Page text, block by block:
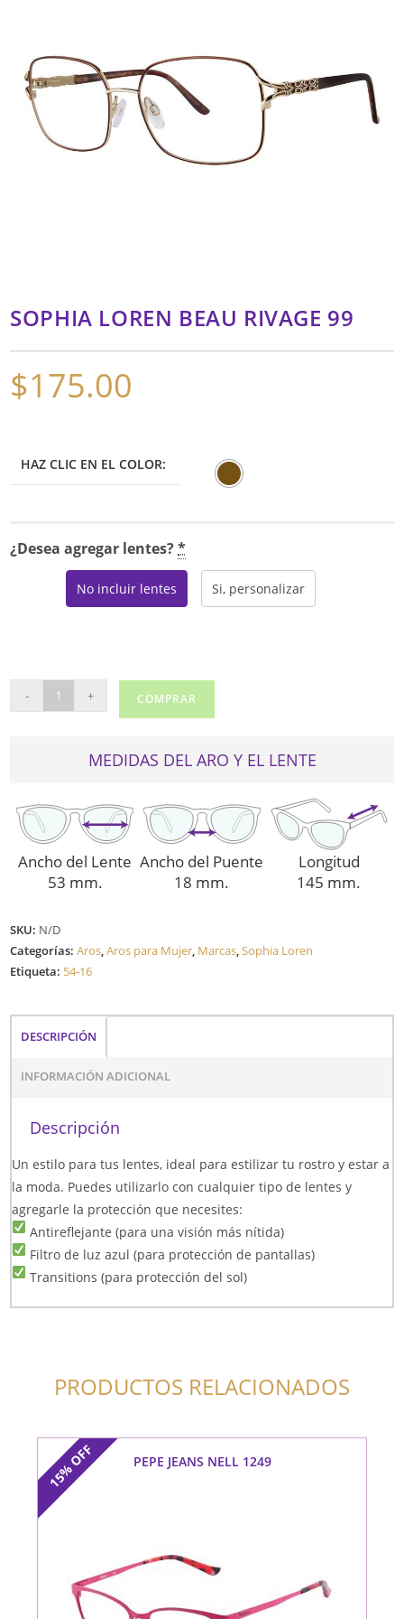
SOPHIA LOREN BEAU RIVAGE 99
$175.00
HAZ CLIC EN EL COLOR:
¿Desea agregar lentes?*
No incluir lentes Si, personalizar
LOREN
cantidad
- + COMPRAR
MEDIDAS DEL ARO Y EL LENTE
Ancho del Lente
53 mm.
Ancho del Puente
18 mm.
Longitud
145 mm.
SKU: N/D
Categorías:Aros,Aros para Mujer, Marcas,Sophia Loren
Etiqueta: 54-16
DESCRIPCIÓN
INFORMACIÓN ADICIONAL
Descripción
Un estilo para tus lentes, ideal para estilizar tu rostro y estar a
la moda. Puedes utilizarlo con cualquier tipo de lentes y
agregarle la protección que necesites:
Antireflejante (para una visión más nítida)
Filtro de luz azul (para protección de pantallas)
Transitions (para protección del sol)
PRODUCTOS RELACIONADOS
15%
OFF PEPE JEANS NELL 1249